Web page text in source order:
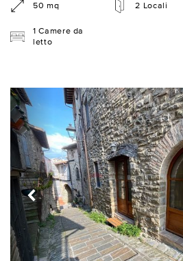
50 mq 2 Locali
1 Camere da
letto